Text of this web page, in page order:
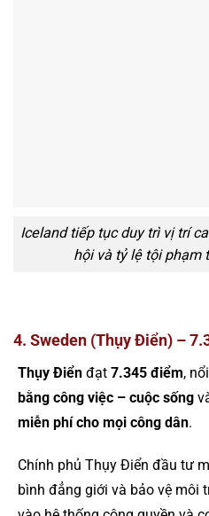
Iceland tiếp tục duy trì vị trí
hội và tỷ lệ tội phạm
4. Sweden (Thụy Điển) –
Thụy Điển đạt 7.345 điểm,
bằng công việc – cuộc sống
miễn phí cho mọi công dân.
Chính phủ Thụy Điển đầu tư
bình đẳng giới và bảo vệ môi